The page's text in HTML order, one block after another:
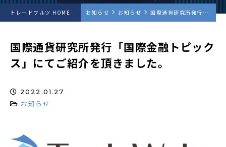
トレードワルツ HOME お知らせ お知らせ 国際通貨研究所発行「国際金融トピックス」にてご紹介を頂きました。
国際通貨研究所発行「国際金融トピック
ス」にてご紹介を頂きました。
2022.01.27
お知らせ